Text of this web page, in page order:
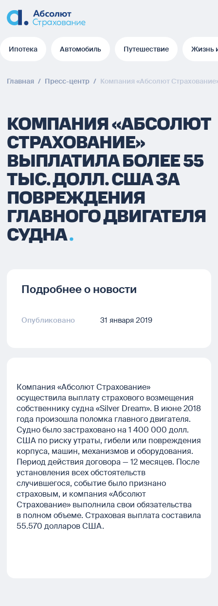
Ипотека Автомобиль Путешествие Жизнь
Главная / Пресс-центр / Компания «Абсолют
КОМПАНИЯ «АБСОЛЮТ
СТРАХОВАНИЕ»
ВЫПЛАТИЛА БОЛЕЕ 55
ТЫС. ДОЛЛ. США ЗА
ПОВРЕЖДЕНИЯ
ГЛАВНОГО ДВИГАТЕЛЯ
СУДНА
Подробнее о новости
Опубликовано 31 января 2019
Компания «Абсолют Страхование»
осуществила выплату страхового возмещения
собственнику судна «Silver Dream». В июне 2018
года произошла поломка главного двигателя.
Судно было застраховано на 1 400 000 долл.
США по риску утраты, гибели или повреждения
корпуса, машин, механизмов и оборудования.
Период действия договора — 12 месяцев. После
установления всех обстоятельств
случившегося, событие было признано
страховым, и компания «Абсолют
Страхование» выполнила свои обязательства
в полном объеме. Страховая выплата составила
55.570 долларов США.